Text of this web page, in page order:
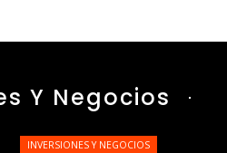
Y Negocios
INVERSIONES Y NEGOCIOS